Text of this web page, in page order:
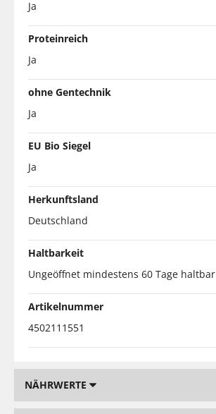
Ja
Proteinreich
Ja
ohne Gentechnik
Ja
EU Bio Siegel
Ja
Herkunftsland
Deutschland
Haltbarkeit
Ungeöffnet mindestens 60 Tage haltbar
Artikelnummer
4502111551
NÄHRWERTE